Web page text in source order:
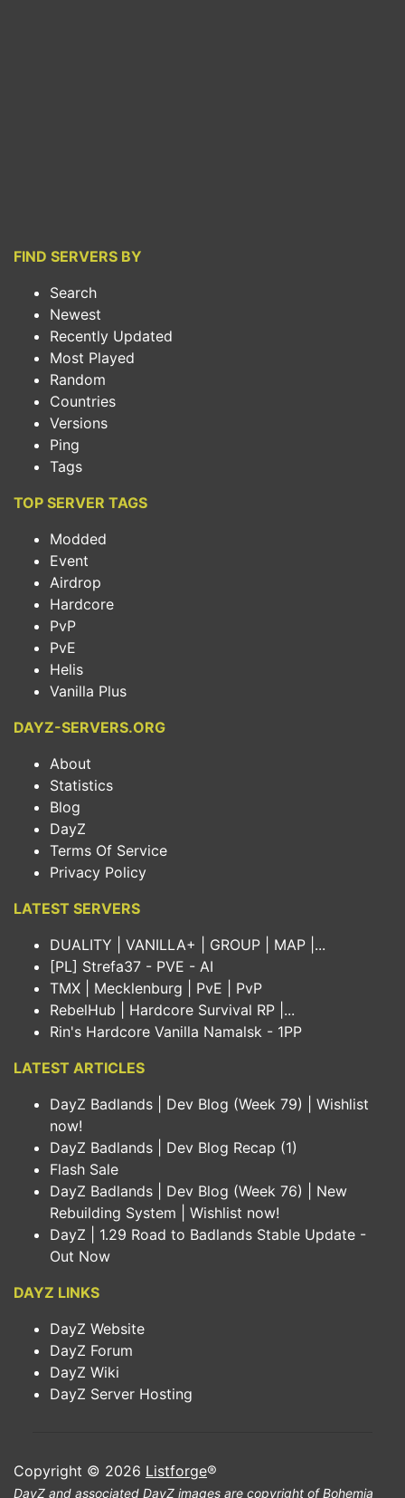
FIND SERVERS BY
Search
Newest
Recently Updated
Most Played
Random
Countries
Versions
Ping
Tags
TOP SERVER TAGS
Modded
Event
Airdrop
Hardcore
PvP
PvE
Helis
Vanilla Plus
DAYZ-SERVERS.ORG
About
Statistics
Blog
DayZ
Terms Of Service
Privacy Policy
LATEST SERVERS
DUALITY | VANILLA+ | GROUP | MAP |...
[PL] Strefa37 - PVE - AI
TMX | Mecklenburg | PvE | PvP
RebelHub | Hardcore Survival RP |...
Rin's Hardcore Vanilla Namalsk - 1PP
LATEST ARTICLES
DayZ Badlands | Dev Blog (Week 79) | Wishlist
now!
DayZ Badlands | Dev Blog Recap (1)
Flash Sale
DayZ Badlands | Dev Blog (Week 76) | New
Rebuilding System | Wishlist now!
DayZ | 1.29 Road to Badlands Stable Update -
Out Now
DAYZ LINKS
DayZ Website
DayZ Forum
DayZ Wiki
DayZ Server Hosting
Copyright © 2026 Listforge®
DayZ and associated DayZ images are copyright of Bohemia